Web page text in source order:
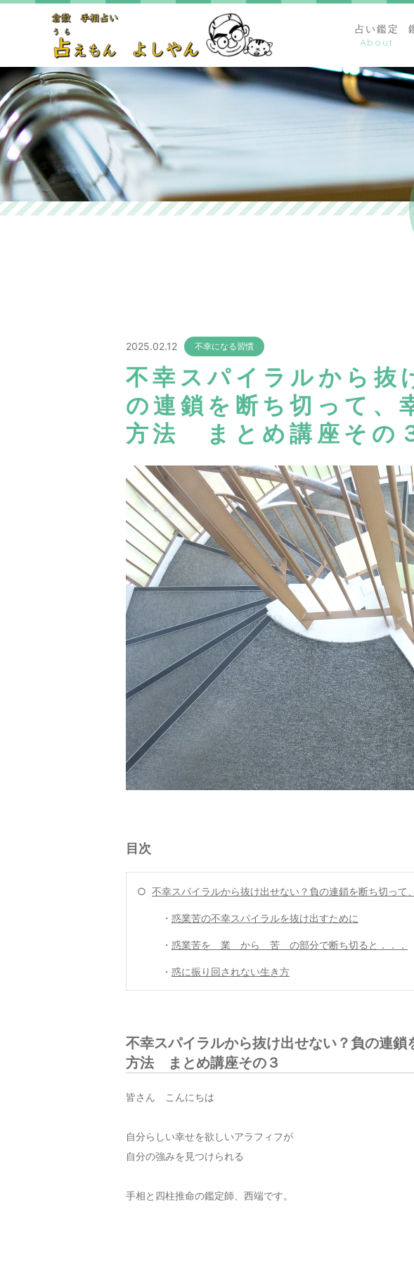
占い鑑定
2025.02.12 不幸になる習慣
不幸スパイラルから抜
の連鎖を断ち切って、
方法 まとめ講座その
目次
○ 不幸スパイラルから抜け出せない？負の連鎖を断ち切っ
・ 惑業苦の不幸スパイラルを抜け出すために
・ 惑業苦を 業 から 苦 の部分で断ち切ると．．．
・ 惑に振り回されない生き方
不幸スパイラルから抜け出せない？負の連鎖
方法 まとめ講座その３
皆さん こんにちは
自分らしい幸せを欲しいアラフィフが
自分の強みを見つけられる
手相と四柱推命の鑑定師、西端です。